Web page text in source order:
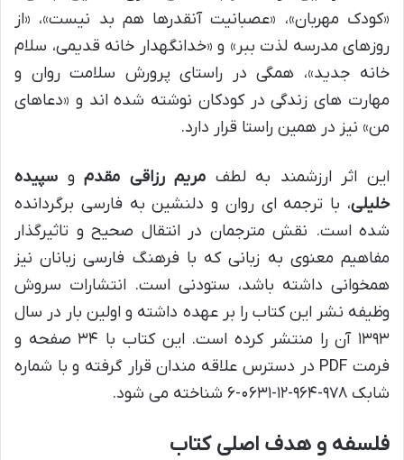
«کودک مهربان»، «عصبانیت آنقدرها هم بد نیست»، «از
روزهای مدرسه لذت ببر» و «خدانگهدار خانه قدیمی، سلام
خانه جدید»، همگی در راستای پرورش سلامت روان و
مهارت های زندگی در کودکان نوشته شده اند و «دعاهای
من» نیز در همین راستا قرار دارد.
این اثر ارزشمند به لطف مریم رزاقی مقدمو سپیده
خلیلی، با ترجمه ای روان و دلنشین به فارسی برگردانده
شده است. نقش مترجمان در انتقال صحیح و تاثیرگذار
مفاهیم معنوی به زبانی که با فرهنگ فارسی زبانان نیز
همخوانی داشته باشد، ستودنی است. انتشارات سروش
وظیفه نشر این کتاب را بر عهده داشته و اولین بار در سال
۱۳۹۳ آن را منتشر کرده است. این کتاب با ۳۴ صفحه و
فرمت PDF در دسترس علاقه مندان قرار گرفته و با شماره
شابک ۹۷۸-۹۶۴-۱۲-۰۶۳۱-۶ شناخته می شود.
فلسفه و هدف اصلی کتاب